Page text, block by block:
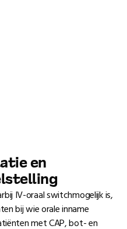
en
IV-oraal switchmogelijk is,
bij wie orale inname
met CAP, bot- en